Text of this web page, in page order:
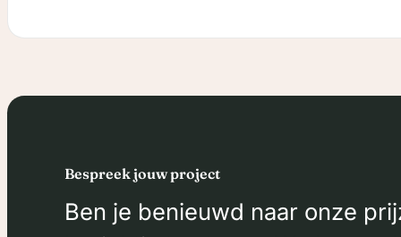
Bespreek jouw project
Ben je benieuwd naar onze